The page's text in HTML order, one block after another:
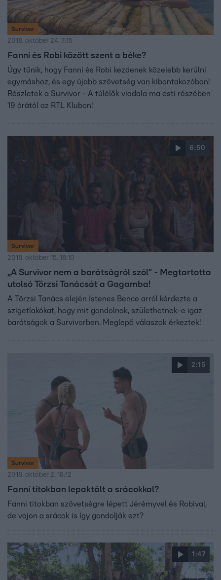
Survivor
2018. október 24. 7:15
Fanni és Robi között szent a béke?
Úgy tűnik, hogy Fanni és Robi kezdenek közelebb kerülni
egymáshoz, és egy újabb szövetség van kibontakozóban!
Részletek a Survivor - A túlélők viadala ma esti részében
19 órától az RTL Klubon!
6:50
Survivor
2018. október 15. 18:10
„A Survivor nem a barátságról szól” - Megtartotta
utolsó Törzsi Tanácsát a Gagamba!
A Törzsi Tanács elején Istenes Bence arról kérdezte a
szigetlakókat, hogy mit gondolnak, születhetnek-e igaz
barátságok a Survivorben. Meglepő válaszok érkeztek!
2:15
Survivor
2018. október 2. 18:12
Fanni titokban lepaktált a srácokkal?
Fanni titokban szövetségre lépett Jérémyvel és Robival,
de vajon a srácok is így gondolják ezt?
1:47